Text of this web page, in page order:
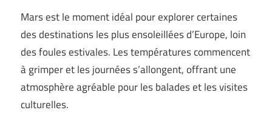
Mars est le moment idéal pour explorer certaines
des destinations les plus ensoleillées d’Europe, loin
des foules estivales. Les températures commencent
à grimper et les journées s’allongent, offrant une
atmosphère agréable pour les balades et les visites
culturelles.